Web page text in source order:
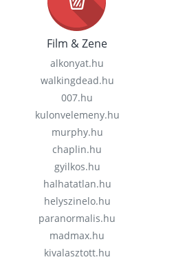
Film & Zene
alkonyat.hu
walkingdead.hu
007.hu
kulonvelemeny.hu
murphy.hu
chaplin.hu
gyilkos.hu
halhatatlan.hu
helyszinelo.hu
paranormalis.hu
madmax.hu
kivalasztott.hu